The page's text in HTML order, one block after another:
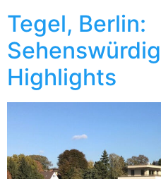
Tegel, Berlin:
Highlights